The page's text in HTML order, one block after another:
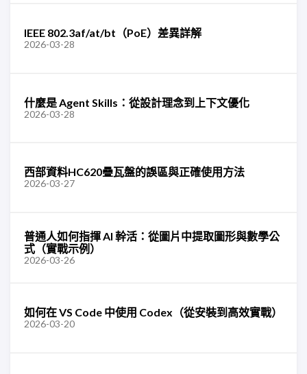
IEEE 802.3af/at/bt（PoE）差異詳解
2026-03-28
什麼是 Agent Skills：從設計理念到上下文優化
2026-03-28
西部資料HC620疊瓦盤的誤區與正確使用方法
2026-03-27
普通人如何指揮 AI 幹活：從圖片中提取圖形與數學公
式（實戰示例）
2026-03-26
如何在 VS Code 中使用 Codex（從安裝到高效實戰）
2026-03-20